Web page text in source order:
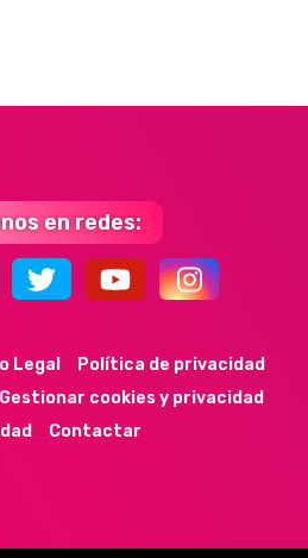
en redes:
Legal
Política de privacidad
Gestionar cookies y privacidad
Contactar